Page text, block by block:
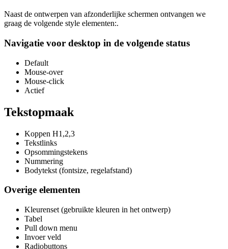
Naast de ontwerpen van afzonderlijke schermen ontvangen we
graag de volgende style elementen:.
Navigatie voor desktop in de volgende status
Default
Mouse-over
Mouse-click
Actief
Tekstopmaak
Koppen H1,2,3
Tekstlinks
Opsommingstekens
Nummering
Bodytekst (fontsize, regelafstand)
Overige elementen
Kleurenset (gebruikte kleuren in het ontwerp)
Tabel
Pull down menu
Invoer veld
Radiobuttons